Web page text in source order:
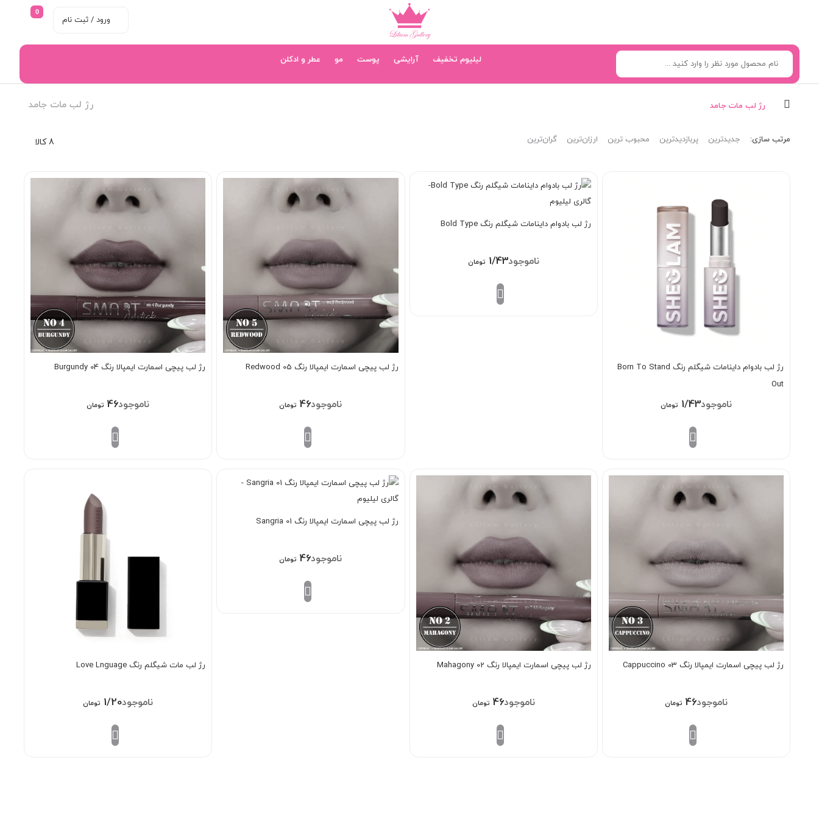
0
ورود / ثبت نام
لیلیوم تخفیف آرایشی پوست مو عطر و ادکلن
رژ لب مات جامد رژ لب مات جامد
8 کالا مرتب‌ سازی: جدیدترین پربازدیدترین محبوب ترین ارزان‌ترین گران‌ترین
رژ لب بادوام داینامات شیگلم رنگ Born To Stand
Out
1/438/000 تومان
رژ لب بادوام داینامات شیگلم رنگ Bold Type
1/438/000 تومان
رژ لب پیچی اسمارت ایمپالا رنگ Redwood 05
468/000 تومان
رژ لب پیچی اسمارت ایمپالا رنگ Burgundy 04
468/000 تومان
رژ لب پیچی اسمارت ایمپالا رنگ Cappuccino 03
468/000 تومان
رژ لب پیچی اسمارت ایمپالا رنگ Mahagony 02
468/000 تومان
رژ لب پیچی اسمارت ایمپالا رنگ Sangria 01
468/000 تومان
رژ لب مات شیگلم رنگ Love Lnguage
1/208/000 تومان